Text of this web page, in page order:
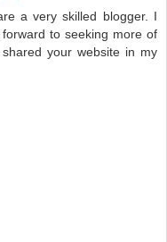
a very skilled blogger. I
to seeking more of
your website in my